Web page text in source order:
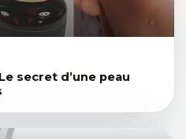
secret d’une peau